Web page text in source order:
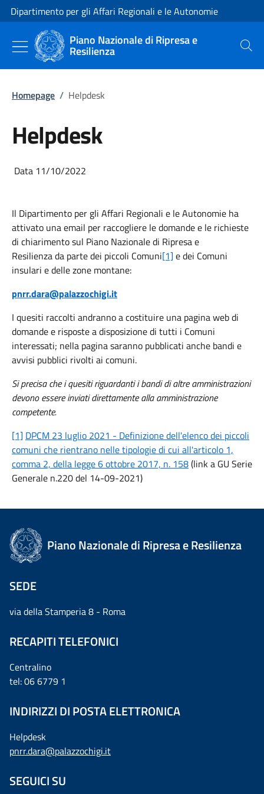
Vai al contenuto
Vai alla navigazione del sito
Dipartimento per gli Affari Regionali e le Autonomie
Piano Nazionale di Ripresa e
Resilienza Cerca
Homepage / Helpdesk
Helpdesk
Data 11/10/2022
Il Dipartimento per gli Affari Regionali e le Autonomie ha
attivato una email per raccogliere le domande e le richieste
di chiarimento sul Piano Nazionale di Ripresa e
Resilienza da parte dei piccoli Comuni[1] e dei Comuni
insulari e delle zone montane:
pnrr.dara@palazzochigi.it
I quesiti raccolti andranno a costituire una pagina web di
domande e risposte a disposizione di tutti i Comuni
interessati; nella pagina saranno pubblicati anche bandi e
avvisi pubblici rivolti ai comuni.
Si precisa che i quesiti riguardanti i bandi di altre amministrazioni
devono essere inviati direttamente alla amministrazione
competente.
[1] DPCM 23 luglio 2021 - Definizione dell'elenco dei piccoli
comuni che rientrano nelle tipologie di cui all'articolo 1,
comma 2, della legge 6 ottobre 2017, n. 158(link a GU Serie
Generale n.220 del 14-09-2021)
Piano Nazionale di Ripresa e Resilienza
SEDE
via della Stamperia 8 - Roma
RECAPITI TELEFONICI
Centralino
tel: 06 6779 1
INDIRIZZI DI POSTA ELETTRONICA
Helpdesk
pnrr.dara@palazzochigi.it
SEGUICI SU